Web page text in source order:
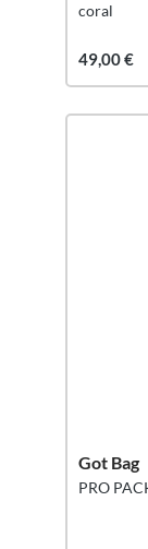
coral
49,00 €
Got Bag
PRO